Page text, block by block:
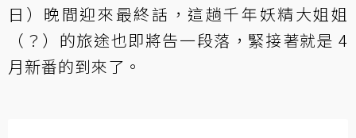
日）晚間迎來最終話，這趟千年妖精大姐姐
（？）的旅途也即將告一段落，緊接著就是 4
月新番的到來了。